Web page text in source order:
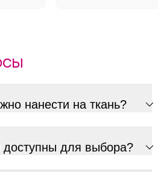
нанести на ткань?
доступны для выбора?